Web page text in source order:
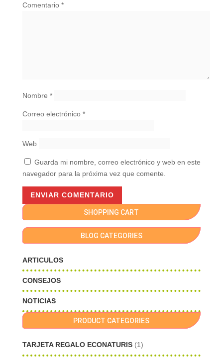
Comentario *
Nombre *
Correo electrónico *
Web
Guarda mi nombre, correo electrónico y web en este
navegador para la próxima vez que comente.
SHOPPING CART
BLOG CATEGORIES
ARTICULOS
CONSEJOS
NOTICIAS
PRODUCT CATEGORIES
TARJETA REGALO ECONATURIS (1)